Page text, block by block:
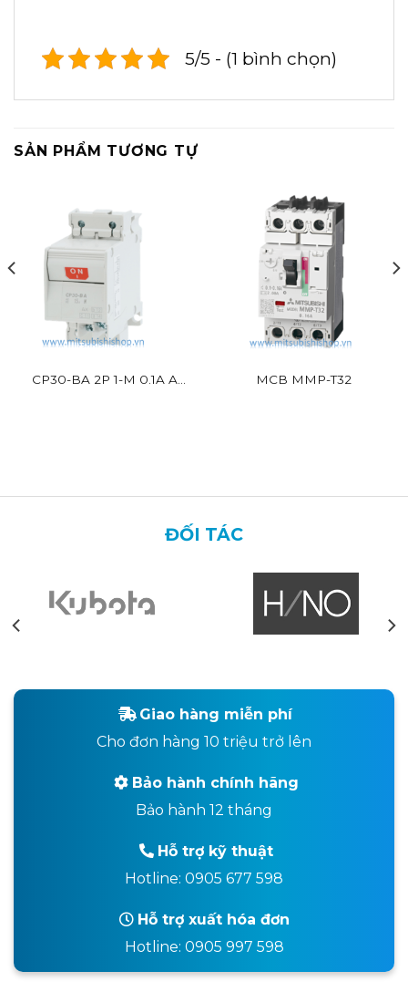
5/5 - (1 bình chọn)
SẢN PHẨM TƯƠNG TỰ
CP30-BA 2P 1-M 0.1A A
MCB MMP-T32
ĐỐI TÁC
Giao hàng miễn phí
Cho đơn hàng 10 triệu trở lên
Bảo hành chính hãng
Bảo hành 12 tháng
Hỗ trợ kỹ thuật
Hotline: 0905 677 598
Hỗ trợ xuất hóa đơn
Hotline: 0905 997 598